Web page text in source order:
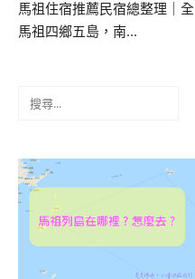
馬祖住宿推薦民宿總整理｜全
馬祖四鄉五島，南...
鍵
字: